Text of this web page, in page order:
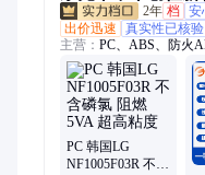
户)
2年 档 安
出价迅速
真实性已核验
主营： PC、ABS、防火
火阻燃V0抗UV、PA66
PBT 加纤防火、PA66 加
PC 韩国LG
NF1005F03R 不含